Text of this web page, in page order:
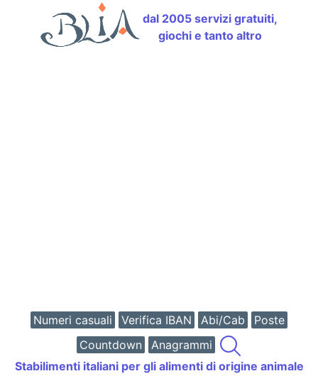
dal 2005 servizi gratuiti,
giochi e tanto altro
Numeri casuali Verifica IBAN Abi/Cab
Poste
Countdown
Anagrammi
Stabilimenti italiani per gli alimenti di origine animale